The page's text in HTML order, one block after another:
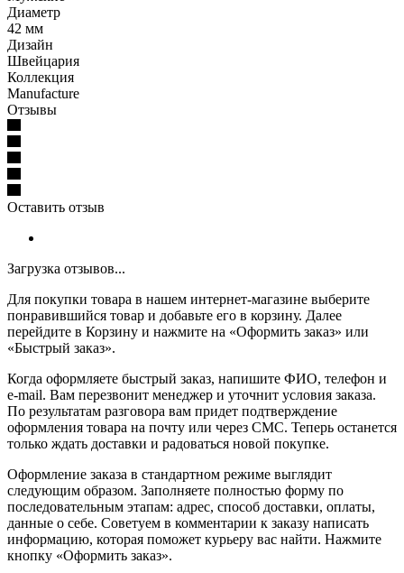
Диаметр
42 мм
Дизайн
Швейцария
Коллекция
Manufacture
Отзывы
Оставить отзыв
Загрузка отзывов...
Для покупки товара в нашем интернет-магазине выберите
понравившийся товар и добавьте его в корзину. Далее
перейдите в Корзину и нажмите на «Оформить заказ» или
«Быстрый заказ».
Когда оформляете быстрый заказ, напишите ФИО, телефон и
e-mail. Вам перезвонит менеджер и уточнит условия заказа.
По результатам разговора вам придет подтверждение
оформления товара на почту или через СМС. Теперь останется
только ждать доставки и радоваться новой покупке.
Оформление заказа в стандартном режиме выглядит
следующим образом. Заполняете полностью форму по
последовательным этапам: адрес, способ доставки, оплаты,
данные о себе. Советуем в комментарии к заказу написать
информацию, которая поможет курьеру вас найти. Нажмите
кнопку «Оформить заказ».